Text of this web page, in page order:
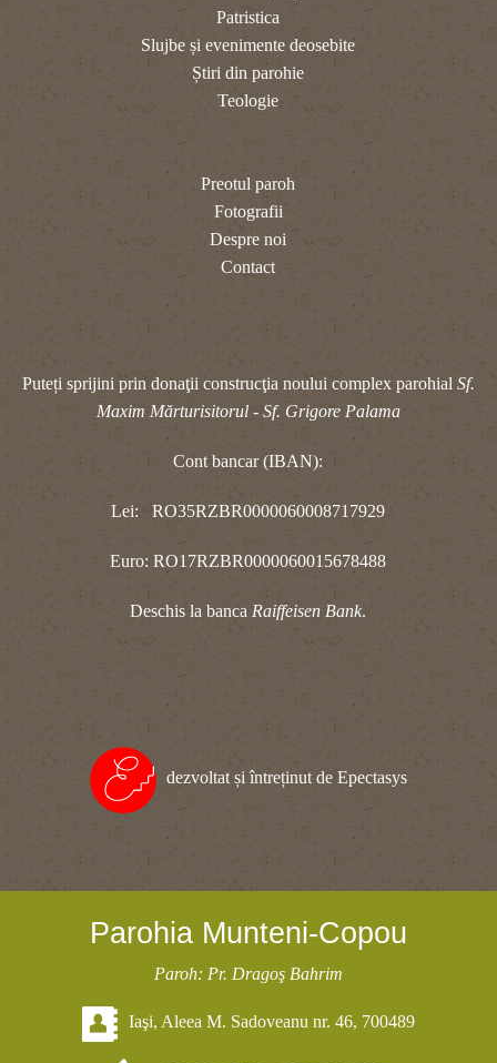
Patristica
Slujbe și evenimente deosebite
Știri din parohie
Teologie
Preotul paroh
Fotografii
Despre noi
Contact
Puteți sprijini prin donaţii construcţia noului complex parohial Sf.
Maxim Mărturisitorul - Sf. Grigore Palama
Cont bancar (IBAN):
Lei: RO35RZBR0000060008717929
Euro: RO17RZBR0000060015678488
Deschis la banca Raiffeisen Bank.
dezvoltat și întreținut de Epectasys
Parohia Munteni-Copou
Paroh: Pr. Dragoş Bahrim
Iaşi, Aleea M. Sadoveanu nr. 46, 700489